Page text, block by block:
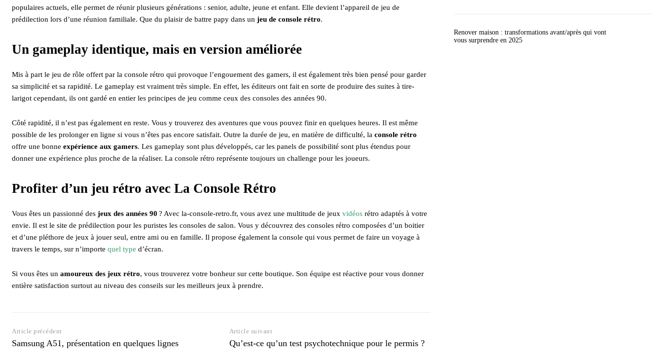
populaires actuels, elle permet de réunir plusieurs générations : senior, adulte, jeune et enfant. Elle devient l’appareil de jeu de
prédilection lors d’une réunion familiale. Que du plaisir de battre papy dans un jeu de console rétro.
Un gameplay identique, mais en version améliorée
Mis à part le jeu de rôle offert par la console rétro qui provoque l’engouement des gamers, il est également très bien pensé pour garder
sa simplicité et sa rapidité. Le gameplay est vraiment très simple. En effet, les éditeurs ont fait en sorte de produire des suites à tire-
larigot cependant, ils ont gardé en entier les principes de jeu comme ceux des consoles des années 90.
Côté rapidité, il n’est pas également en reste. Vous y trouverez des aventures que vous pouvez finir en quelques heures. Il est même
possible de les prolonger en ligne si vous n’êtes pas encore satisfait. Outre la durée de jeu, en matière de difficulté, la console rétro
offre une bonne expérience aux gamers. Les gameplay sont plus développés, car les panels de possibilité sont plus étendus pour
donner une expérience plus proche de la réaliser. La console rétro représente toujours un challenge pour les joueurs.
Profiter d’un jeu rétro avec La Console Rétro
Vous êtes un passionné des jeux des années 90 ? Avec la-console-retro.fr, vous avez une multitude de jeux vidéos rétro adaptés à votre
envie. Il est le site de prédilection pour les puristes les consoles de salon. Vous y découvrez des consoles rétro composées d’un boitier
et d’une pléthore de jeux à jouer seul, entre ami ou en famille. Il propose également la console qui vous permet de faire un voyage à
travers le temps, sur n’importe quel type d’écran.
Si vous êtes un amoureux des jeux rétro, vous trouverez votre bonheur sur cette boutique. Son équipe est réactive pour vous donner
entière satisfaction surtout au niveau des conseils sur les meilleurs jeux à prendre.
Article précédent
Samsung A51, présentation en quelques lignes
Article suivant
Qu’est-ce qu’un test psychotechnique pour le permis ?
Renover maison : transformations avant/après qui vont
vous surprendre en 2025